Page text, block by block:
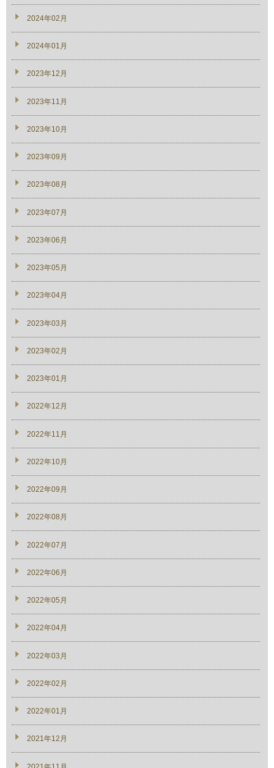
2024年02月
2024年01月
2023年12月
2023年11月
2023年10月
2023年09月
2023年08月
2023年07月
2023年06月
2023年05月
2023年04月
2023年03月
2023年02月
2023年01月
2022年12月
2022年11月
2022年10月
2022年09月
2022年08月
2022年07月
2022年06月
2022年05月
2022年04月
2022年03月
2022年02月
2022年01月
2021年12月